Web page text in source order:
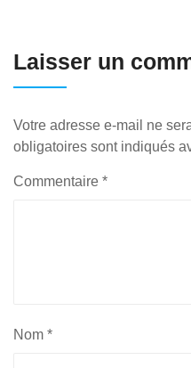
Laisser un
Votre adresse e-mail ne
obligatoires sont indiqués
Commentaire *
Nom *